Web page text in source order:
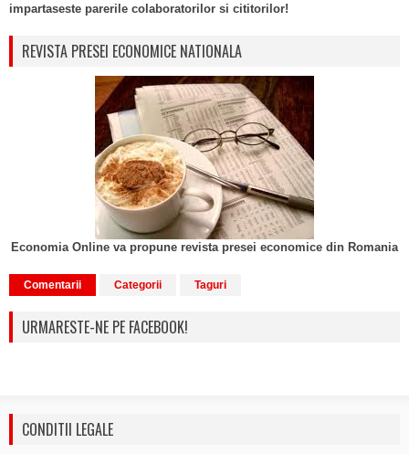
impartaseste parerile colaboratorilor si cititorilor!
REVISTA PRESEI ECONOMICE NATIONALA
Economia Online va propune revista presei economice din Romania
Comentarii Categorii Taguri
URMARESTE-NE PE FACEBOOK!
CONDITII LEGALE